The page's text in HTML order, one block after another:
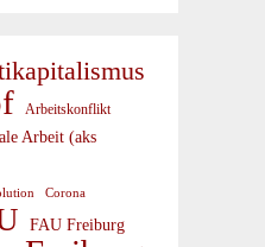
Arbeitskonflikt
Arbeit (aks
Corona
FAU Freiburg